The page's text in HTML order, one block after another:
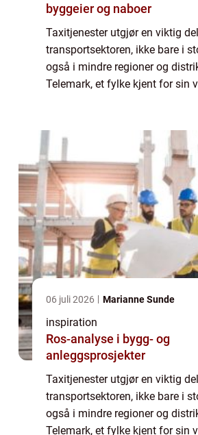
byggeier og naboer
Taxitjenester utgjør en viktig
transportsektoren, ikke bare i
også i mindre regioner og
Telemark, et fylke kjent for sin
06 juli 2026 Marianne Sunde
inspiration
Ros-analyse i bygg- og
anleggsprosjekter
Taxitjenester utgjør en viktig
transportsektoren, ikke bare i
også i mindre regioner og
Telemark, et fylke kjent for sin